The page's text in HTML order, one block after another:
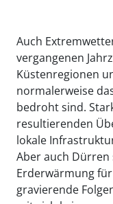
Auch
vergangenen
Küstenregionen
normalerweise
bedroht sind.
resultierenden
lokale
Aber auch Dürren
Erderwärmung
gravierende